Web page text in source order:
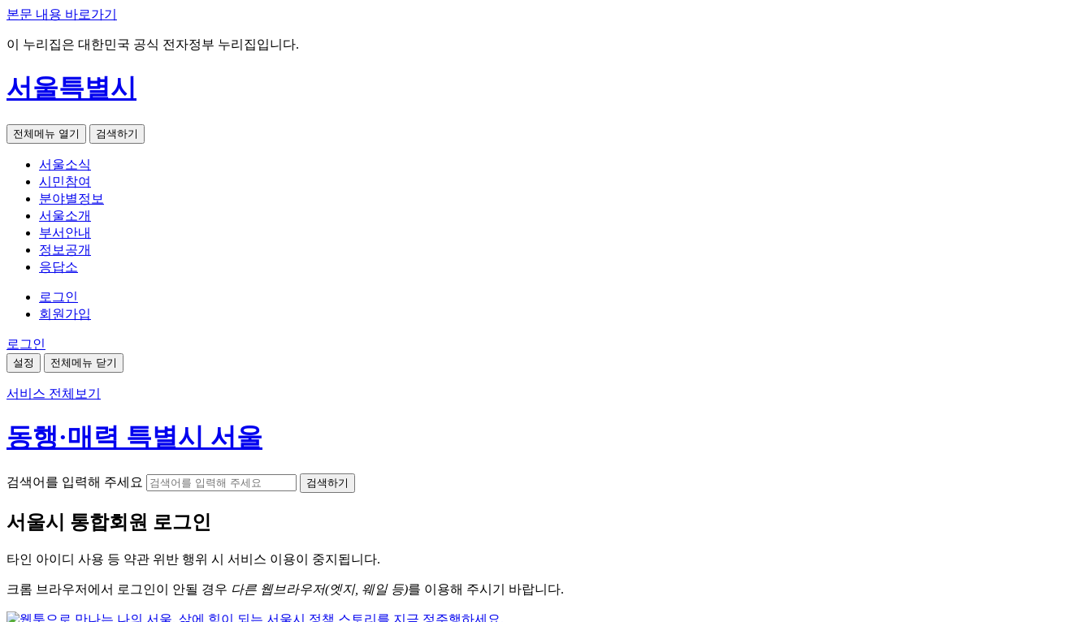
본문 내용 바로가기
이 누리집은 대한민국 공식 전자정부 누리집입니다.
서울특별시
전체메뉴 열기 검색하기
서울소식
시민참여
분야별정보
서울소개
부서안내
정보공개
응답소
로그인
회원가입
로그인
설정 전체메뉴 닫기
서비스 전체보기
동행·매력 특별시 서울
검색어를 입력해 주세요 검색하기
서울시 통합회원 로그인
타인 아이디 사용 등 약관 위반 행위 시 서비스 이용이 중지됩니다.
크롬 브라우저에서 로그인이 안될 경우 다른 웹브라우저(엣지, 웨일 등)를 이용해 주시기 바랍니다.